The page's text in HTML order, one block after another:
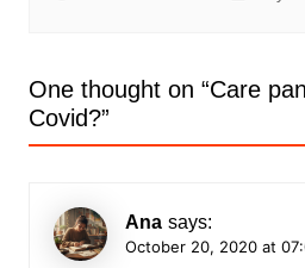
One thought on “Care
Covid?”
Ana says:
October 20, 2020 at